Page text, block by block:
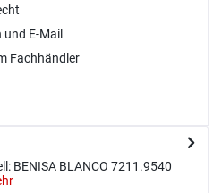
E-Mail
Fachhändler
BENISA BLANCO 7211.9540